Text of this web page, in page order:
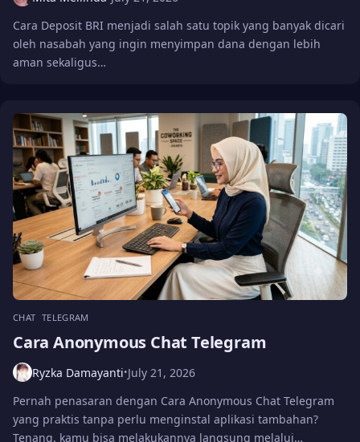
Cara Deposit BRI menjadi salah satu topik yang banyak dicari
oleh nasabah yang ingin menyimpan dana dengan lebih
aman sekaligus…
CHAT TELEGRAM
Cara Anonymous Chat Telegram
Ryzka Damayanti•July 21, 2026
Pernah penasaran dengan Cara Anonymous Chat Telegram
yang praktis tanpa perlu menginstal aplikasi tambahan?
Tenang, kamu bisa melakukannya langsung melalui…